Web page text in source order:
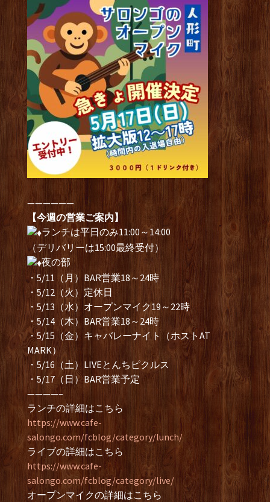
——————
【今週の営業ご案内】
ランチは平日のみ11:00～14:00
（デリバリーは15:00最終受付）
夜の部
・5/11（月）BAR営業18～24時
・5/12（火）定休日
・5/13（水）オープンマイク19～22時
・5/14（木）BAR営業18～24時
・5/15（金）キャバレーナイト（ホストAT
MARK）
・5/16（土）LIVEとんちピクルス
・5/17（日）BAR営業予定
————–
ランチの詳細はこちら
https://www.cafe-
salongo.com/fcblog/category/lunch/
ライブの詳細はこちら
https://www.cafe-
salongo.com/fcblog/category/live/
オープンマイクの詳細はこちら